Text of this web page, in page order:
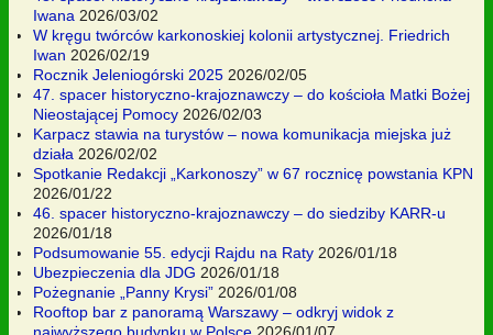
Iwana 2026/03/02
W kręgu twórców karkonoskiej kolonii artystycznej. Friedrich
Iwan 2026/02/19
Rocznik Jeleniogórski 2025 2026/02/05
47. spacer historyczno-krajoznawczy – do kościoła Matki Bożej
Nieostającej Pomocy 2026/02/03
Karpacz stawia na turystów – nowa komunikacja miejska już
działa 2026/02/02
Spotkanie Redakcji „Karkonoszy” w 67 rocznicę powstania KPN
2026/01/22
46. spacer historyczno-krajoznawczy – do siedziby KARR-u
2026/01/18
Podsumowanie 55. edycji Rajdu na Raty 2026/01/18
Ubezpieczenia dla JDG 2026/01/18
Pożegnanie „Panny Krysi” 2026/01/08
Rooftop bar z panoramą Warszawy – odkryj widok z